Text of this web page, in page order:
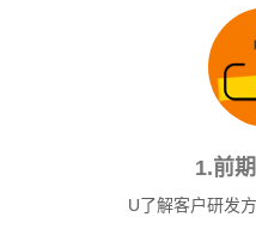
1.前
U了解客户研发